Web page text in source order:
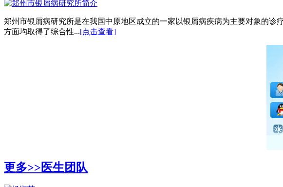
郑州市银屑病研究所是在我国中原地区成立的一家以银屑病疾病为主要对象的
方面均取得了综合性...[点击查看]
更多>>医生团队